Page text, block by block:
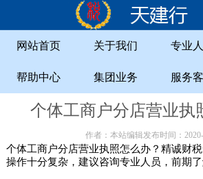
网站首页 关于我们 专业
帮助中心 集团业务 服务
个体工商户分店营业执
作者：本站编辑发布时间：
个体工商户分店营业执照怎么办？精诚财
操作十分复杂，建议咨询专业人员，前期